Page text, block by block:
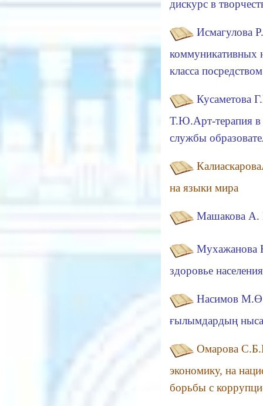
дискурс в
Исмагулова
коммуникативных
класса
Кусаметова
Т.Ю.Арт-терапия в
службы
на языки мира
Машакова А.
Мухажанова
здоровье
Насимов
ғылымдардың
Омарова
экономику, на
борьбы с